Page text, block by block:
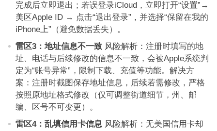
完成后立即退出；若误登录iCloud，立即打开“设置”→
美区Apple ID → 点击“退出登录”，并选择“保留在我的
iPhone上”（避免数据丢失）。
雷区3：地址信息不一致风险解析：注册时填写的地
址、电话与后续修改的信息不一致，会被Apple系统判
定为“账号异常”，限制下载、充值等功能。解决方
案：注册时截图保存地址信息，后续若需修改，严格
按照原地址格式修改（仅可调整街道细节，州、邮
编、区号不可变更）。
雷区4：乱填信用卡信息 风险解析：无美国信用卡却